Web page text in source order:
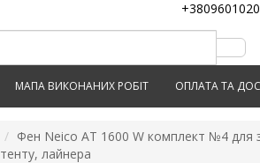
МАПА ВИКОНАНИХ РОБІТ ОПЛАТА ТА
Фен Neico AT 1600 W комплект №4
тенту, лайнера